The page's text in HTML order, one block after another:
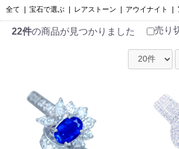
全て 宝石で選ぶ レアストーン アウイナイト
22件の商品が見つかりました 売り